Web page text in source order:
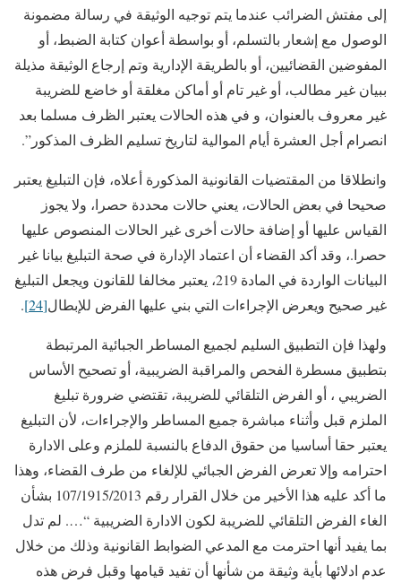
إلى مفتش الضرائب عندما يتم توجيه الوثيقة في رسالة مضمونة
الوصول مع إشعار بالتسلم، أو بواسطة أعوان كتابة الضبط، أو
المفوضين القضائيين، أو بالطريقة الإدارية وتم إرجاع الوثيقة مذيلة
ببيان غير مطالب، أو غير تام أو أماكن مغلقة أو خاضع للضريبة
غير معروف بالعنوان، و في هذه الحالات يعتبر الظرف مسلما بعد
انصرام أجل العشرة أيام الموالية لتاريخ تسليم الظرف المذكور”.
وانطلاقا من المقتضيات القانونية المذكورة أعلاه، فإن التبليغ يعتبر
صحيحا في بعض الحالات، يعني حالات محددة حصرا، ولا يجوز
القياس عليها أو إضافة حالات أخرى غير الحالات المنصوص عليها
حصرا.، وقد أكد القضاء أن اعتماد الإدارة في صحة التبليغ بيانا غير
البيانات الواردة في المادة 219، يعتبر مخالفا للقانون ويجعل التبليغ
غير صحيح ويعرض الإجراءات التي بني عليها الفرض للإبطال[24]
.
ولهذا فإن التطبيق السليم لجميع المساطر الجبائية المرتبطة
بتطبيق مسطرة الفحص والمراقبة الضريبية، أو تصحيح الأساس
الضريبي ، أو الفرض التلقائي للضريبة، تقتضي ضرورة تبليغ
الملزم قبل وأثناء مباشرة جميع المساطر والإجراءات، لأن التبليغ
يعتبر حقا أساسيا من حقوق الدفاع بالنسبة للملزم وعلى الادارة
احترامه وإلا تعرض الفرض الجبائي للإلغاء من طرف القضاء، وهذا
ما أكد عليه هذا الأخير من خلال القرار رقم 107/1915/2013 بشأن
الغاء الفرض التلقائي للضريبة لكون الادارة الضريبية “…. لم تدل
بما يفيد أنها احترمت مع المدعي الضوابط القانونية وذلك من خلال
عدم ادلائها بأية وثيقة من شأنها أن تفيد قيامها وقبل فرض هذه